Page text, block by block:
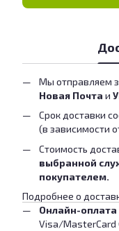
Мы отправляем
Новая Почта и
Срок доставки
(в зависимости
Стоимость
выбранной
покупателем.
Подробнее о
Онлайн-оплата
Visa/